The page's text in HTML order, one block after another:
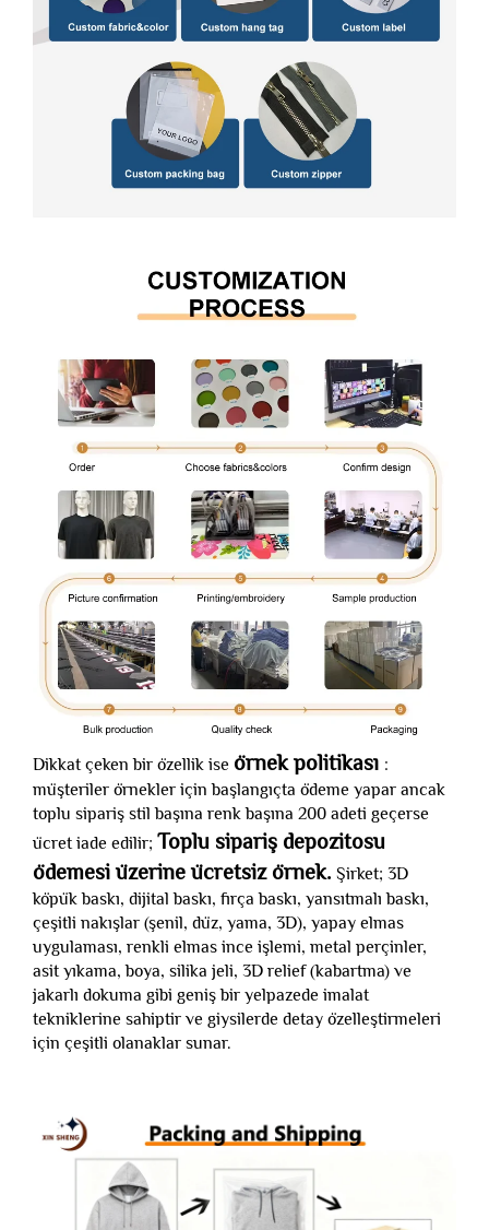
Dikkat çeken bir özellik ise örnek politikası :
müşteriler örnekler için başlangıçta ödeme yapar ancak
toplu sipariş stil başına renk başına 200 adeti geçerse
ücret iade edilir; Toplu sipariş depozitosu
ödemesi üzerine ücretsiz örnek. Şirket; 3D
köpük baskı, dijital baskı, fırça baskı, yansıtmalı baskı,
çeşitli nakışlar (şenil, düz, yama, 3D), yapay elmas
uygulaması, renkli elmas ince işlemi, metal perçinler,
asit yıkama, boya, silika jeli, 3D relief (kabartma) ve
jakarlı dokuma gibi geniş bir yelpazede imalat
tekniklerine sahiptir ve giysilerde detay özelleştirmeleri
için çeşitli olanaklar sunar.